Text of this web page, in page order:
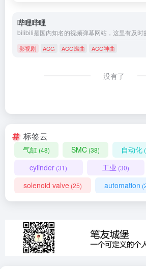
哔哩哔哩
影视剧 ACG ACG燃曲 ACG神曲
没有了
标签云
气缸 (48) SMC (38) 自动化
cylinder (31) 工业 (30)
solenoid valve (25) automation